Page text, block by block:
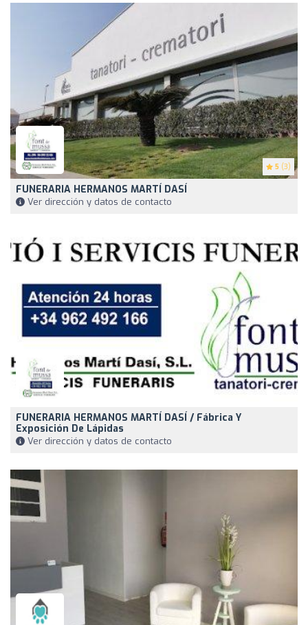
5 (3)
FUNERARIA HERMANOS MARTÍ DASÍ
Ver dirección y datos de contacto
FUNERARIA HERMANOS MARTÍ DASÍ / Fábrica Y
Exposición De Lápidas
Ver dirección y datos de contacto